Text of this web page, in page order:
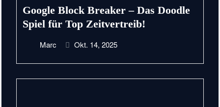
Google Block Breaker – Das Doodle
Spiel für Top Zeitvertreib!
Marc Okt. 14, 2025